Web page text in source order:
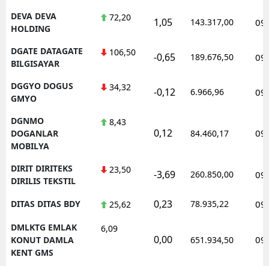
DEVA DEVA
HOLDING
72,20 1,05 143.317,00
DGATE DATAGATE
BILGISAYAR
106,50 -0,65 189.676,50
DGGYO DOGUS
GMYO
34,32 -0,12 6.966,96
DGNMO
DOGANLAR
MOBILYA
8,43
0,12 84.460,17
DIRIT DIRITEKS
DIRILIS TEKSTIL
23,50 -3,69 260.850,00
DITAS DITAS BDY 25,62 0,23 78.935,22
DMLKTG EMLAK
KONUT DAMLA
KENT GMS
6,09
0,00 651.934,50